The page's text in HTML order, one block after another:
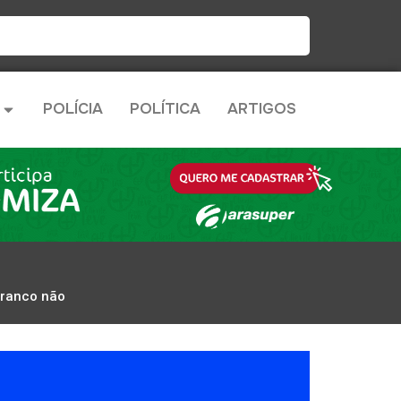
POLÍCIA POLÍTICA ARTIGOS
não